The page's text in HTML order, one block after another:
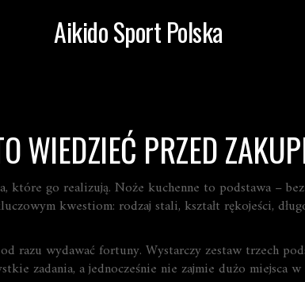
Aikido Sport Polska
WIEDZIEĆ PRZED
które go realizują. Noże kuchenne to podstawa –
kwestiom: rodzaj stali, kształt rękojeści,
razu wydawać fortuny. Wystarczy zestaw trzech
zadania, a jednocześnie nie zajmie dużo miejsca w